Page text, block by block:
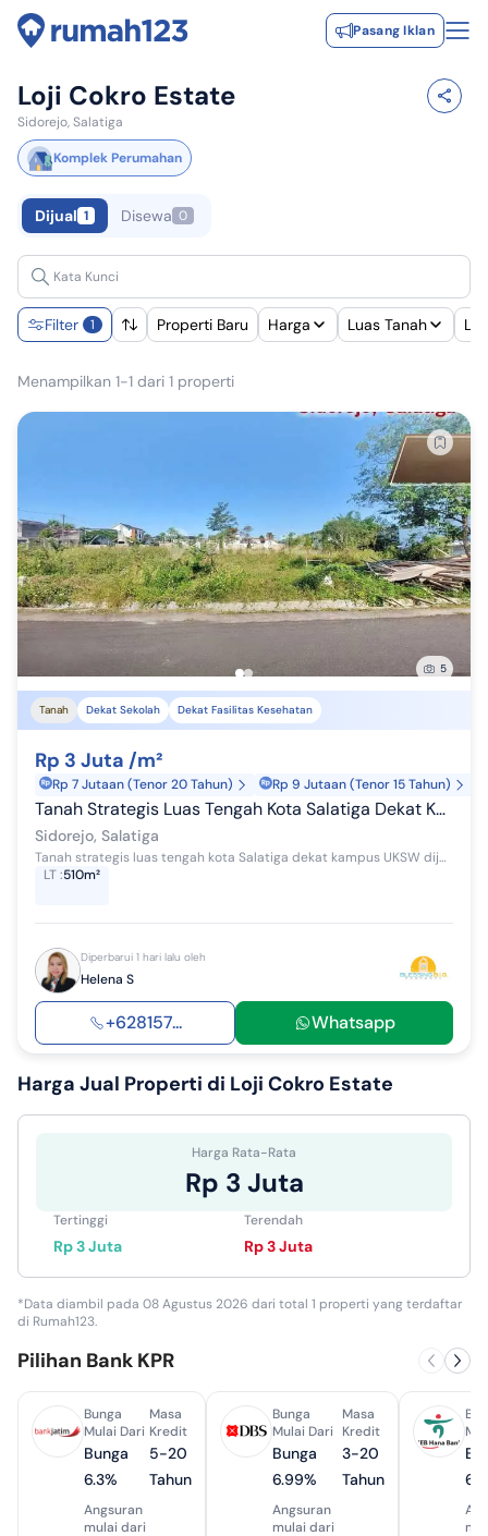
Pasang Iklan
Loji Cokro Estate
Sidorejo, Salatiga
Komplek Perumahan
Dijual 1 Disewa 0
Filter 1 Properti Baru Harga Luas Tanah
Menampilkan 1-1 dari 1 properti
5
Tanah Dekat Sekolah Dekat Fasilitas Kesehatan
Rp 3 Juta /m²
Rp 7 Jutaan (Tenor 20 Tahun) Rp 9 Jutaan (Tenor 15 Tahun)
Tanah Strategis Luas Tengah Kota Salatiga Dekat Kampus Uksw Dijual Di Loji Cokro Estate Sidorejo Salatiga
Sidorejo, Salatiga
Tanah strategis luas tengah kota Salatiga dekat kampus UKSW dijual di Loji Cokro estate Sidorejo Salatiga, LT. 510 m2, SHM, hadap Utara, tanah siap...
LT:510m²
Diperbarui 1 hari lalu oleh
Helena S
+628157... Whatsapp
Harga Jual Properti di Loji Cokro Estate
Harga Rata-Rata
Rp 3 Juta
Tertinggi
Rp 3 Juta
Terendah
Rp 3 Juta
*Data diambil pada 08 Agustus 2026 dari total 1 properti yang terdaftar
di Rumah123.
Pilihan Bank KPR
Bunga
Mulai Dari
Bunga
6.3%
Angsuran
mulai dari
Masa
Kredit
5-20
Tahun
Bunga
Mulai Dari
Bunga
6.99%
Angsuran
mulai dari
Masa
Kredit
3-20
Tahun